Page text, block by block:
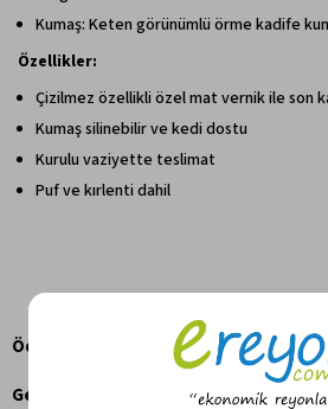
Kumaş: Keten görünümlü örme kadife
Özellikler:
Çizilmez özellikli özel mat vernik ile son
Kumaş silinebilir ve kedi dostu
Kurulu vaziyette teslimat
Puf ve kırlenti dahil
Ödeme Seçenekleri
Geri Bildirim Gönder